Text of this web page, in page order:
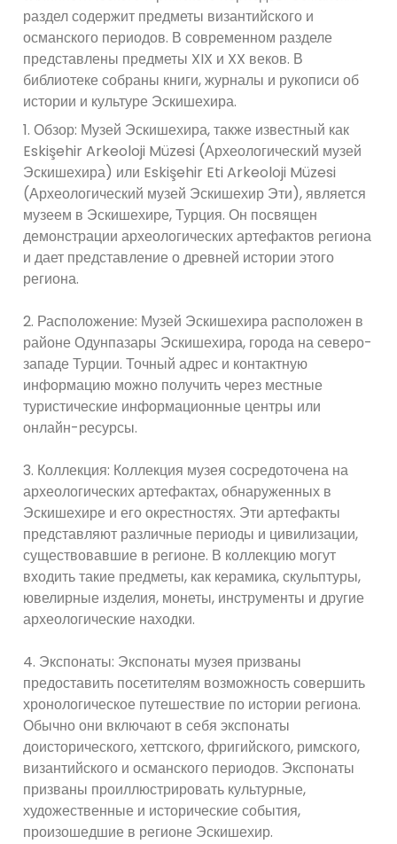
раздел содержит предметы византийского и
османского периодов. В современном разделе
представлены предметы XIX и XX веков. В
библиотеке собраны книги, журналы и рукописи об
истории и культуре Эскишехира.
1. Обзор: Музей Эскишехира, также известный как
Eskişehir Arkeoloji Müzesi (Археологический музей
Эскишехира) или Eskişehir Eti Arkeoloji Müzesi
(Археологический музей Эскишехир Эти), является
музеем в Эскишехире, Турция. Он посвящен
демонстрации археологических артефактов региона
и дает представление о древней истории этого
региона.
2. Расположение: Музей Эскишехира расположен в
районе Одунпазары Эскишехира, города на северо-
западе Турции. Точный адрес и контактную
информацию можно получить через местные
туристические информационные центры или
онлайн-ресурсы.
3. Коллекция: Коллекция музея сосредоточена на
археологических артефактах, обнаруженных в
Эскишехире и его окрестностях. Эти артефакты
представляют различные периоды и цивилизации,
существовавшие в регионе. В коллекцию могут
входить такие предметы, как керамика, скульптуры,
ювелирные изделия, монеты, инструменты и другие
археологические находки.
4. Экспонаты: Экспонаты музея призваны
предоставить посетителям возможность совершить
хронологическое путешествие по истории региона.
Обычно они включают в себя экспонаты
доисторического, хеттского, фригийского, римского,
византийского и османского периодов. Экспонаты
призваны проиллюстрировать культурные,
художественные и исторические события,
произошедшие в регионе Эскишехир.